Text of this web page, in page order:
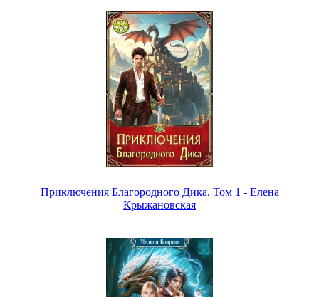
Приключения Благородного Дика. Том 1 - Елена
Крыжановская